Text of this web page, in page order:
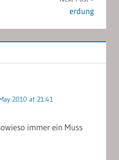
erdung
2010 at 21:41
immer ein Muss